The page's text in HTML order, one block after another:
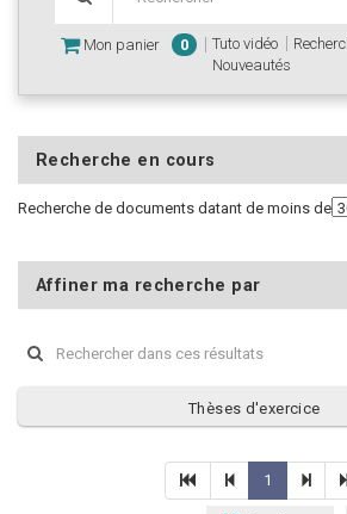
Mon panier 0 Tuto vidéo
Nouveautés
Recherche en cours
Recherche de documents datant de moins de
Affiner ma recherche par
Thèses d'exercice
1